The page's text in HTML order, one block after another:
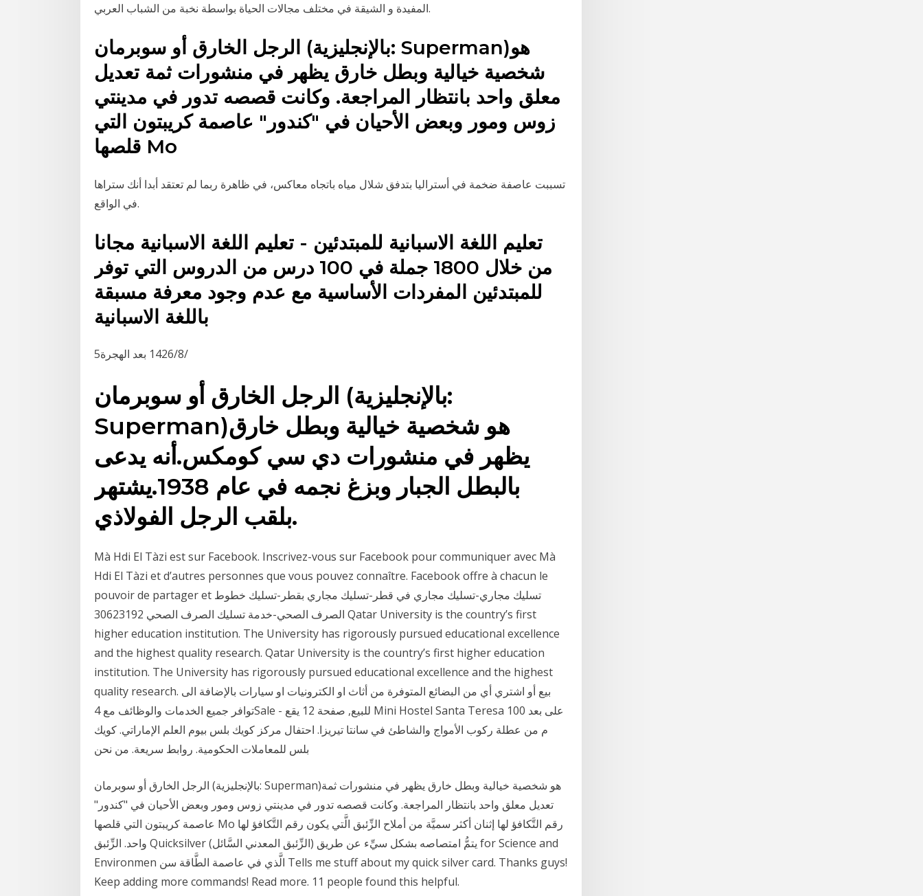
المفيدة و الشيقة في مختلف مجالات الحياة بواسطة نخبة من الشباب العربي.
الرجل الخارق أو سوبرمان (بالإنجليزية: Superman)‏ هو
شخصية خيالية وبطل خارق يظهر في منشورات ثمة تعديل
معلق واحد بانتظار المراجعة. وكانت قصصه تدور في مدينتي
زوس ومور وبعض الأحيان في "كندور" عاصمة كريبتون التي
قلصها Mo
تسببت عاصفة ضخمة في أستراليا بتدفق شلال مياه باتجاه معاكس، في ظاهرة ربما لم تعتقد أبدا أنك ستراها
في الواقع.
تعليم اللغة الاسبانية للمبتدئين - تعليم اللغة الاسبانية مجانا
من خلال 1800 جملة في 100 درس من الدروس التي توفر
للمبتدئين المفردات الأساسية مع عدم وجود معرفة مسبقة
باللغة الاسبانية
5‏‏/8‏‏/1426 بعد الهجرة
الرجل الخارق أو سوبرمان (بالإنجليزية:
Superman)‏ هو شخصية خيالية وبطل خارق
يظهر في منشورات دي سي كومكس.أنه يدعى
بالبطل الجبار وبزغ نجمه في عام 1938.يشتهر
بلقب الرجل الفولاذي.
Mà Hdi El Tàzi est sur Facebook. Inscrivez-vous sur Facebook pour communiquer avec Mà
Hdi El Tàzi et d’autres personnes que vous pouvez connaître. Facebook offre à chacun le
pouvoir de partager et تسليك مجاري-تسليك مجاري في قطر-تسليك مجاري بقطر-تسليك خطوط
الصرف الصحي-خدمة تسليك الصرف الصحي 30623192 Qatar University is the country’s first
higher education institution. The University has rigorously pursued educational excellence
and the highest quality research. Qatar University is the country’s first higher education
institution. The University has rigorously pursued educational excellence and the highest
quality research. بيع أو اشتري أي من البضائع المتوفرة من أثاث او الكترونيات او سيارات بالإضافة الى
توافر جميع الخدمات والوظائف مع 4Sale - للبيع, صفحة 12 يقع Mini Hostel Santa Teresa على بعد 100
م من عطلة ركوب الأمواج والشاطئ في سانتا تيريزا. احتفال مركز كويك بلس بيوم العلم الإماراتي. كويك
بلس للمعاملات الحكومية. روابط سريعة. من نحن
الرجل الخارق أو سوبرمان (بالإنجليزية: Superman)‏ هو شخصية خيالية وبطل خارق يظهر في منشورات ثمة
تعديل معلق واحد بانتظار المراجعة. وكانت قصصه تدور في مدينتي زوس ومور وبعض الأحيان في "كندور"
عاصمة كريبتون التي قلصها Mo رقم التَّكافؤ لها إثنان أكثر سميَّة من أملاح الزِّئبق الَّتي يكون رقم التَّكافؤ لها
واحد. الزِّئبق Quicksilver (الزِّئبق المعدني السَّائل) يتمُّ امتصاصه بشكل سيِّء عن طريق for Science and
Environmen الَّذي في عاصمة الطَّاقة سن Tells me stuff about my quick silver card. Thanks guys!
Keep adding more commands! Read more. 11 people found this helpful.